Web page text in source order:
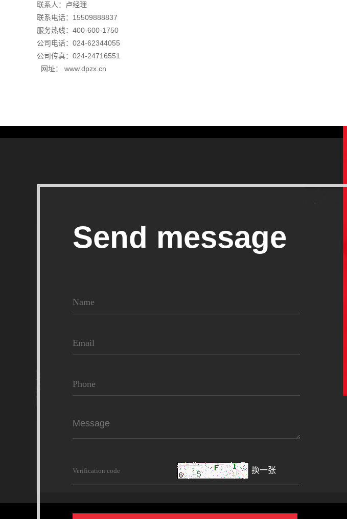
联系人：卢经理
联系电话：15509888837
服务热线：400-600-1750
公司电话：024-62344055
公司传真：024-24716551
网址： www.dpzx.cn
Send message
换一张